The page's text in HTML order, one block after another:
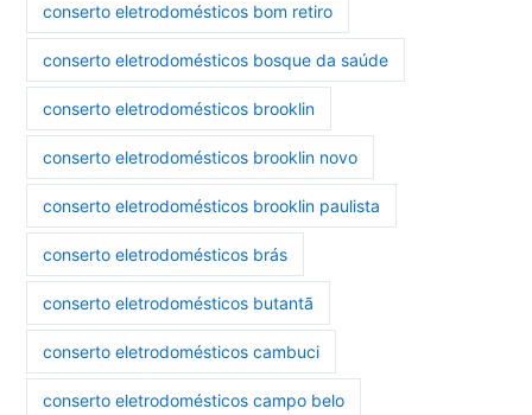
conserto eletrodomésticos bom retiro
conserto eletrodomésticos bosque da saúde
conserto eletrodomésticos brooklin
conserto eletrodomésticos brooklin novo
conserto eletrodomésticos brooklin paulista
conserto eletrodomésticos brás
conserto eletrodomésticos butantã
conserto eletrodomésticos cambuci
conserto eletrodomésticos campo belo